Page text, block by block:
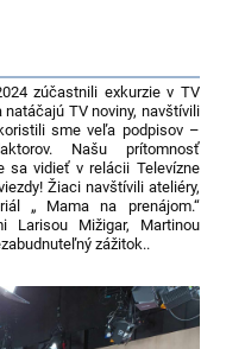
zúčastnili exkurzie v TV
TV noviny, navštívili
sme veľa podpisov –
Našu prítomnosť
sa vidieť v relácii Televízne
Žiaci navštívili ateliéry,
„ Mama na prenájom.“
Larisou Mižigar, Martinou
zážitok..